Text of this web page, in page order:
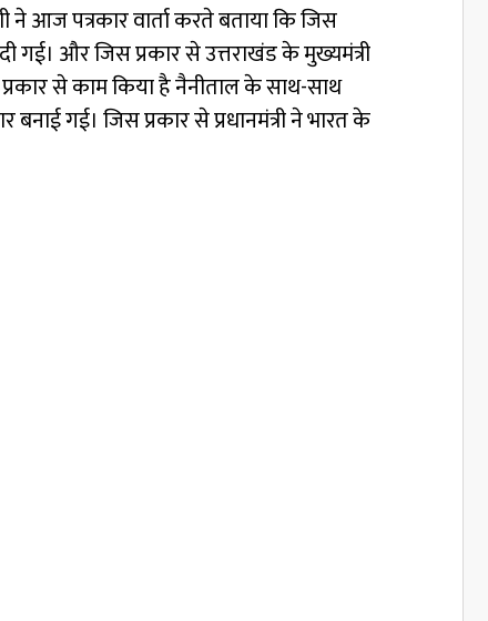
ने आज पत्रकार वार्ता करते बताया कि जिस
दी गई। और जिस प्रकार से उत्तराखंड के मुख्यमंत्री
से काम किया है नैनीताल के साथ-साथ
गई। जिस प्रकार से प्रधानमंत्री ने भारत के